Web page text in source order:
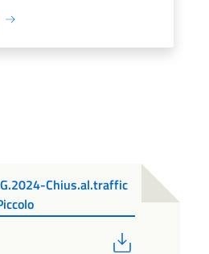
Chius.al.traffic